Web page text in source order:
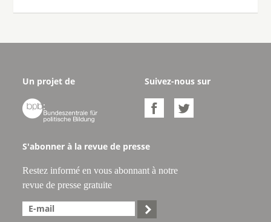
Un projet de

Suivez-nous sur
 
S'abonner à la revue de presse
Restez informé en vous abonnant à notre
revue de presse gratuite
